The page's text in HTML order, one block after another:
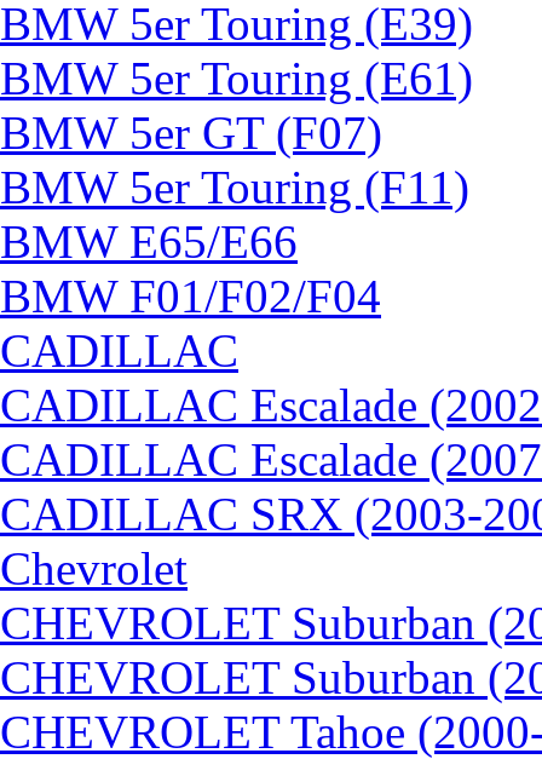
BMW 5er Touring (E39)
BMW 5er Touring (E61)
BMW 5er GT (F07)
BMW 5er Touring (F11)
BMW E65/E66
BMW F01/F02/F04
CADILLAC
CADILLAC Escalade
CADILLAC Escalade
CADILLAC SRX (2003-
Chevrolet
CHEVROLET Suburban
CHEVROLET Suburban
CHEVROLET Tahoe